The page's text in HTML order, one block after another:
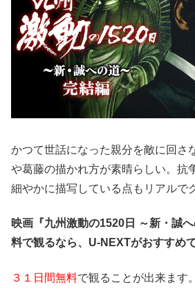
かつて世話になった親分を敵に回さ
や葛藤の描かれ方が素晴らしい。抗
細やかに描写している点もリアルで
映画『九州激動の1520日 ～新・誠
料で観るなら、U-NEXTがおすすめで
３１日間無料で観ることが出来ます。